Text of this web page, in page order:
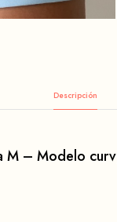
Descripción
– Modelo